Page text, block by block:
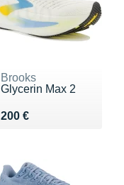
Brooks
Glycerin Max 2
200 €
Vendu 200 €